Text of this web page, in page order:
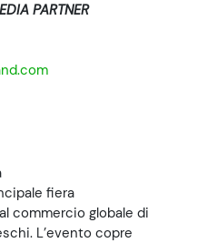
PARTNER
fiera
commercio globale di
L’evento copre